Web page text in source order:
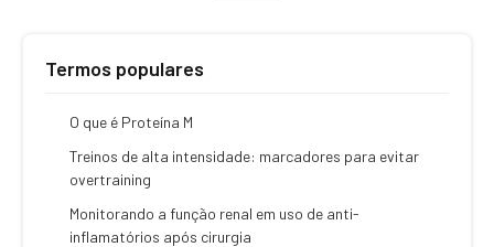
Termos populares
O que é Proteína M
Treinos de alta intensidade: marcadores para evitar
overtraining
Monitorando a função renal em uso de anti-
inflamatórios após cirurgia